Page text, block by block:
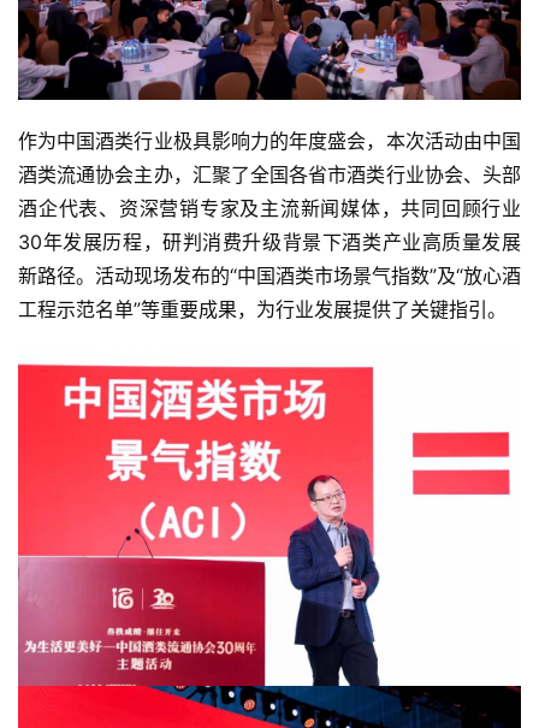
作为中国酒类行业极具影响力的年度盛会，本次活动由中国
酒类流通协会主办，汇聚了全国各省市酒类行业协会、头部
酒企代表、资深营销专家及主流新闻媒体，共同回顾行业
30年发展历程，研判消费升级背景下酒类产业高质量发展
新路径。活动现场发布的“中国酒类市场景气指数”及“放心酒
工程示范名单”等重要成果，为行业发展提供了关键指引。